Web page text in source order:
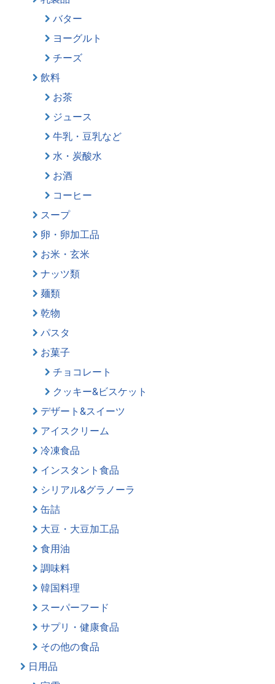
バター
ヨーグルト
チーズ
飲料
お茶
ジュース
牛乳・豆乳など
水・炭酸水
お酒
コーヒー
スープ
卵・卵加工品
お米・玄米
ナッツ類
麺類
乾物
パスタ
お菓子
チョコレート
クッキー&ビスケット
デザート&スイーツ
アイスクリーム
冷凍食品
インスタント食品
シリアル&グラノーラ
缶詰
大豆・大豆加工品
食用油
調味料
韓国料理
スーパーフード
サプリ・健康食品
その他の食品
日用品